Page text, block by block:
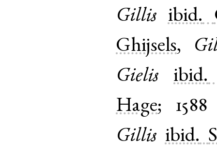
Gillis ibid.
Ghijsels,
Gielis
ibid.
Hage; 1588
Gillis ibid.